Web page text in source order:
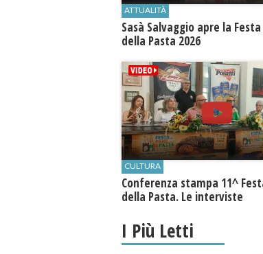
ATTUALITÀ
Sasà Salvaggio apre la
della Pasta 2026
CULTURA
Conferenza stampa 11^
della Pasta. Le interviste
I Più Letti